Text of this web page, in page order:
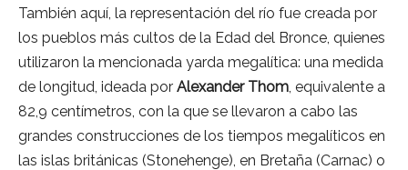
También aquí, la representación del río fue creada por
los pueblos más cultos de la Edad del Bronce, quienes
utilizaron la mencionada yarda megalítica: una medida
de longitud, ideada por Alexander Thom, equivalente a
82,9 centímetros, con la que se llevaron a cabo las
grandes construcciones de los tiempos megalíticos en
las islas británicas (Stonehenge), en Bretaña (Carnac) o